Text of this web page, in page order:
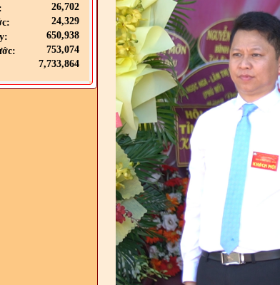
26,702
24,329
650,938
753,074
7,733,864